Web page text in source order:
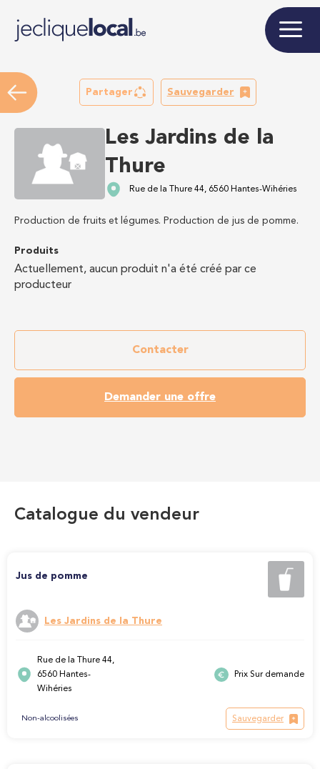
Partager Sauvegarder
Les Jardins de la
Thure
Rue de la Thure 44, 6560 Hantes-Wihéries
Production de fruits et légumes. Production de jus de pomme.
Produits
Actuellement, aucun produit n'a été créé par ce
producteur
Contacter
Demander une offre
Catalogue du vendeur
Jus de pomme
Les Jardins de la Thure
Rue de la Thure 44,
6560 Hantes-
Wihéries
Prix Sur demande
Non-alcoolisées Sauvegarder